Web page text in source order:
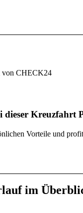
von CHECK24
dieser Kreuzfahrt
Vorteile und
im